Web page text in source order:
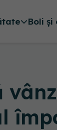
Boli